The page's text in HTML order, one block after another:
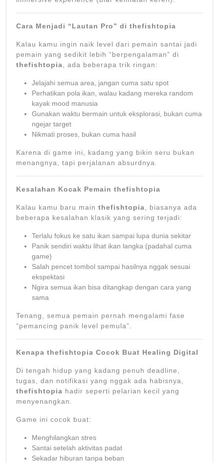
Cara Menjadi “Lautan Pro” di thefishtopia
Kalau kamu ingin naik level dari pemain santai jadi
pemain yang sedikit lebih “berpengalaman” di
thefishtopia, ada beberapa trik ringan:
Jelajahi semua area, jangan cuma satu spot
Perhatikan pola ikan, walau kadang mereka random
kayak mood manusia
Gunakan waktu bermain untuk eksplorasi, bukan cuma
ngejar target
Nikmati proses, bukan cuma hasil
Karena di game ini, kadang yang bikin seru bukan
menangnya, tapi perjalanan absurdnya.
Kesalahan Kocak Pemain thefishtopia
Kalau kamu baru main thefishtopia, biasanya ada
beberapa kesalahan klasik yang sering terjadi:
Terlalu fokus ke satu ikan sampai lupa dunia sekitar
Panik sendiri waktu lihat ikan langka (padahal cuma
game)
Salah pencet tombol sampai hasilnya nggak sesuai
ekspektasi
Ngira semua ikan bisa ditangkap dengan cara yang
sama
Tenang, semua pemain pernah mengalami fase
“pemancing panik level pemula”.
Kenapa thefishtopia Cocok Buat Healing Digital
Di tengah hidup yang kadang penuh deadline,
tugas, dan notifikasi yang nggak ada habisnya,
thefishtopia hadir seperti pelarian kecil yang
menyenangkan.
Game ini cocok buat:
Menghilangkan stres
Santai setelah aktivitas padat
Sekadar hiburan tanpa beban